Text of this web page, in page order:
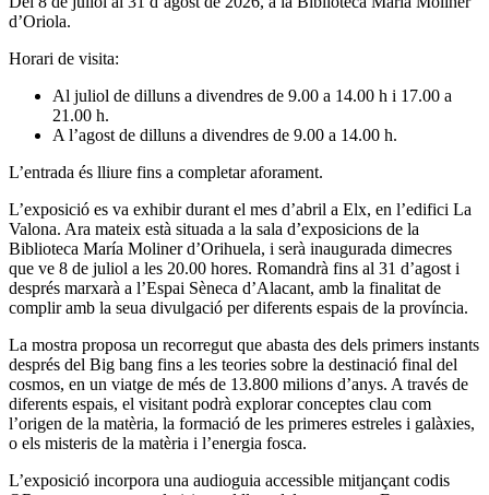
d’Oriola.
Horari de visita:
Al juliol de dilluns a divendres de 9.00 a 14.00 h i 17.00 a
21.00 h.
A l’agost de dilluns a divendres de 9.00 a 14.00 h.
L’entrada és lliure fins a completar aforament.
L’exposició es va exhibir durant el mes d’abril a Elx, en l’edifici La
Valona. Ara mateix està situada a la sala d’exposicions de la
Biblioteca María Moliner d’Orihuela, i serà inaugurada dimecres
que ve 8 de juliol a les 20.00 hores. Romandrà fins al 31 d’agost i
després marxarà a l’Espai Sèneca d’Alacant, amb la finalitat de
complir amb la seua divulgació per diferents espais de la província.
La mostra proposa un recorregut que abasta des dels primers instants
després del Big bang fins a les teories sobre la destinació final del
cosmos, en un viatge de més de 13.800 milions d’anys. A través de
diferents espais, el visitant podrà explorar conceptes clau com
l’origen de la matèria, la formació de les primeres estreles i galàxies,
o els misteris de la matèria i l’energia fosca.
L’exposició incorpora una audioguia accessible mitjançant codis